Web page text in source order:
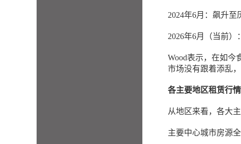
2024年6月：飙升至
2026年6月（当前）
Wood表示，在如今
市场没有跟着添乱
各主要地区租赁行
从地区来看，各大
主要中心城市房源全